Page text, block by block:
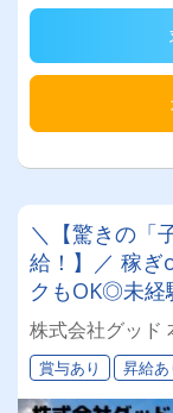
＼【驚きの「
給！】／ 稼ぎ
クもOK◎未
学ありで安心
★
株式会社グッド
賞与あり 昇給あ